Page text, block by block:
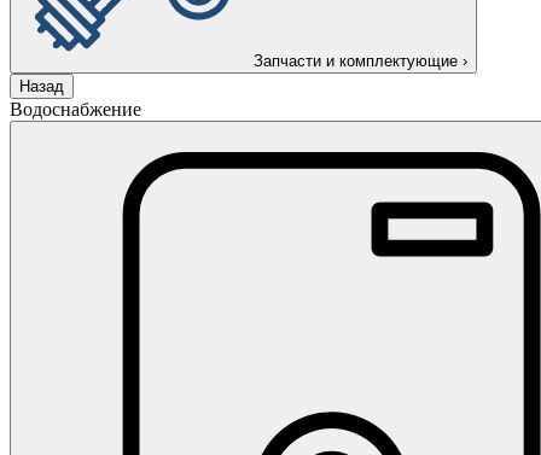
Запчасти и комплектующие ›
Назад
Водоснабжение